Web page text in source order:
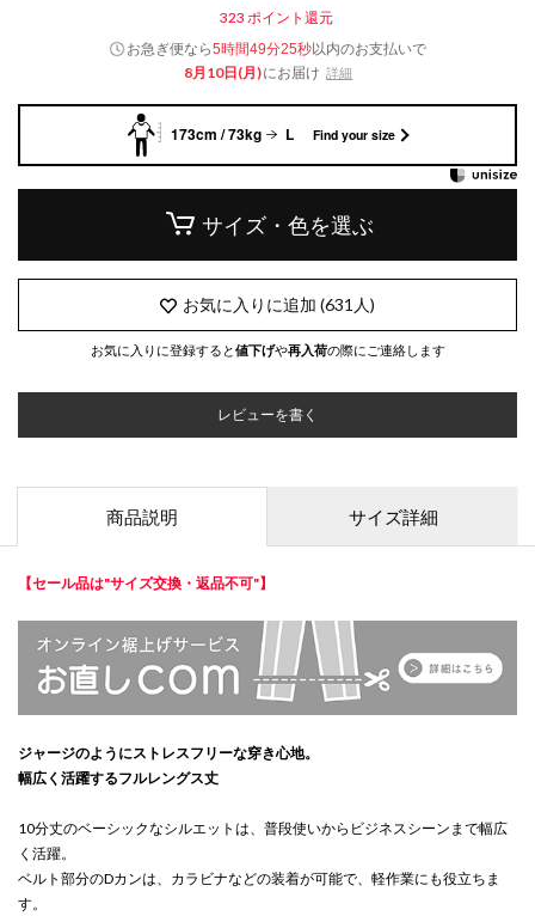
323 ポイント還元
お急ぎ便なら5時間49分24秒以内のお支払いで
8月10日(月)にお届け 詳細
173cm / 73kg L Find your size
サイズ・色を選ぶ
お気に入りに追加 (631 人)
お気に入りに登録すると値下げや再入荷の際にご連絡します
レビューを書く
商品説明 サイズ詳細
【セール品は"サイズ交換・返品不可"】
ジャージのようにストレスフリーな穿き心地。
幅広く活躍するフルレングス丈
10分丈のベーシックなシルエットは、普段使いからビジネスシーンまで幅広
く活躍。
ベルト部分のDカンは、カラビナなどの装着が可能で、軽作業にも役立ちま
す。